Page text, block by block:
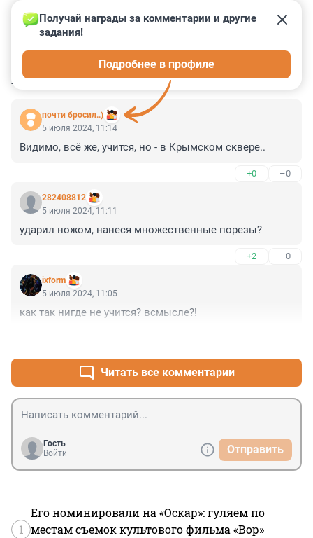
КОММЕНТАРИИ 11
почти бросил..)
Получай награды за комментарии и другие
задания!
Подробнее в профиле
5 июля 2024, 11:14
Видимо, всё же, учится, но - в Крымском сквере..
+0 –0
282408812
5 июля 2024, 11:11
ударил ножом, нанеся множественные порезы?
+2 –0
ixform
5 июля 2024, 11:05
как так нигде не учится? всмысле?!
Читать все комментарии
Гость
Войти
Отправить
1
Его номинировали на «Оскар»: гуляем по
местам съемок культового фильма «Вор»